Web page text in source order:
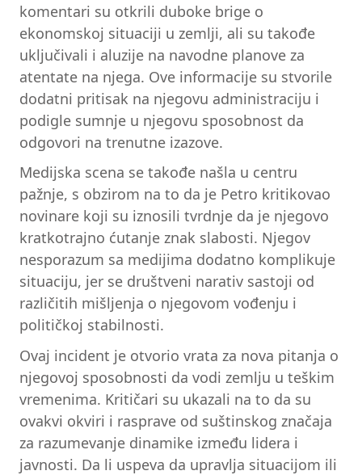
komentari su otkrili duboke brige o
ekonomskoj situaciji u zemlji, ali su takođe
uključivali i aluzije na navodne planove za
atentate na njega. Ove informacije su stvorile
dodatni pritisak na njegovu administraciju i
podigle sumnje u njegovu sposobnost da
odgovori na trenutne izazove.
Medijska scena se takođe našla u centru
pažnje, s obzirom na to da je Petro kritikovao
novinare koji su iznosili tvrdnje da je njegovo
kratkotrajno ćutanje znak slabosti. Njegov
nesporazum sa medijima dodatno komplikuje
situaciju, jer se društveni narativ sastoji od
različitih mišljenja o njegovom vođenju i
političkoj stabilnosti.
Ovaj incident je otvorio vrata za nova pitanja o
njegovoj sposobnosti da vodi zemlju u teškim
vremenima. Kritičari su ukazali na to da su
ovakvi okviri i rasprave od suštinskog značaja
za razumevanje dinamike između lidera i
javnosti. Da li uspeva da upravlja situacijom ili